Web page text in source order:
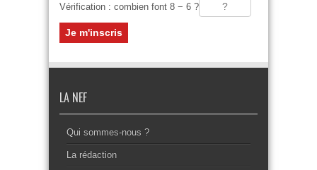
Vérification : combien font 8 − 6 ?
LA NEF
Qui sommes-nous ?
La rédaction